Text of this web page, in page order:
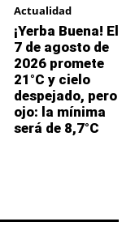
Actualidad
¡Yerba Buena! El
7 de agosto de
2026 promete
21°C y cielo
despejado, pero
ojo: la mínima
será de 8,7°C